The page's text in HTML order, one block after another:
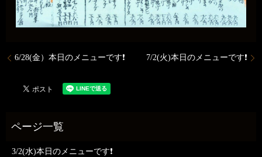
6/28(金）本日のメニューです❗ 7/2(火)本日のメニューです❗
3/2(水)本日のメニューです❗